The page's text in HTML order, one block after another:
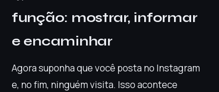
função: mostrar, informar
e encaminhar
Agora suponha que você posta no Instagram
e, no fim, ninguém visita. Isso acontece